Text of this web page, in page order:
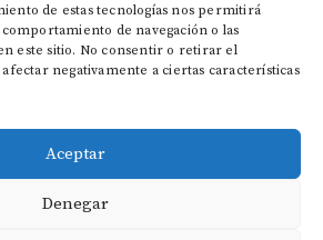
de estas tecnologías nos permitirá
de navegación o las
este sitio. No consentir o retirar el
negativamente a ciertas características
Aceptar
Denegar